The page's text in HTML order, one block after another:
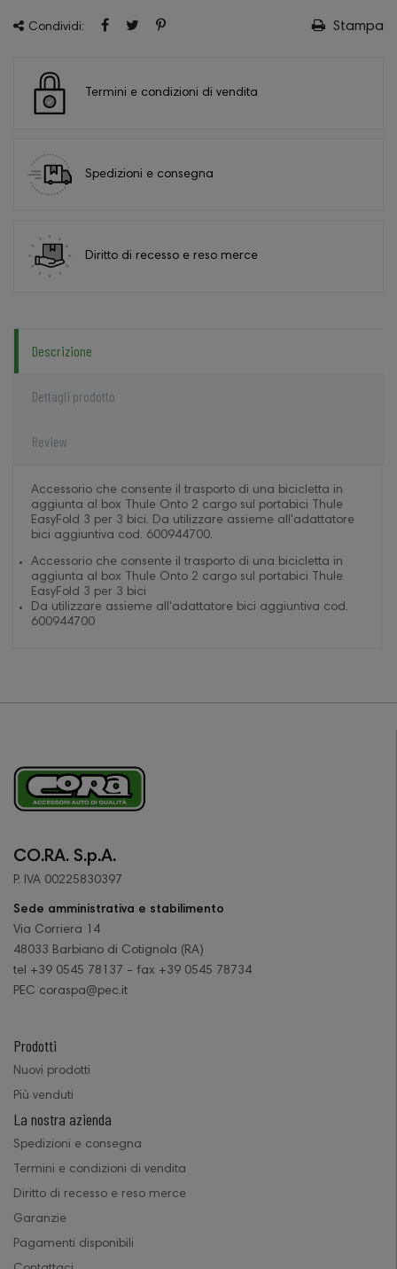
Condividi: Stampa
Termini e condizioni di vendita
Spedizioni e consegna
Diritto di recesso e reso merce
Descrizione
Dettagli prodotto
Review
Accessorio che consente il trasporto di una bicicletta in
aggiunta al box Thule Onto 2 cargo sul portabici Thule
EasyFold 3 per 3 bici. Da utilizzare assieme all'adattatore
bici aggiuntiva cod. 600944700.
Accessorio che consente il trasporto di una bicicletta in
aggiunta al box Thule Onto 2 cargo sul portabici Thule
EasyFold 3 per 3 bici
Da utilizzare assieme all'adattatore bici aggiuntiva cod.
600944700
CO.RA. S.p.A.
P. IVA 00225830397
Sede amministrativa e stabilimento
Via Corriera 14
48033 Barbiano di Cotignola (RA)
tel +39 0545 78137 - fax +39 0545 78734
PEC coraspa@pec.it
Prodotti
Nuovi prodotti
Più venduti
La nostra azienda
Spedizioni e consegna
Termini e condizioni di vendita
Diritto di recesso e reso merce
Garanzie
Pagamenti disponibili